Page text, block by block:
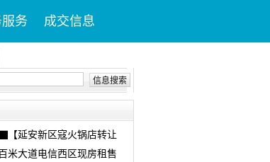
务 成交信息
信息搜索
【延安新区寇火锅店转让
米大道电信西区现房租售